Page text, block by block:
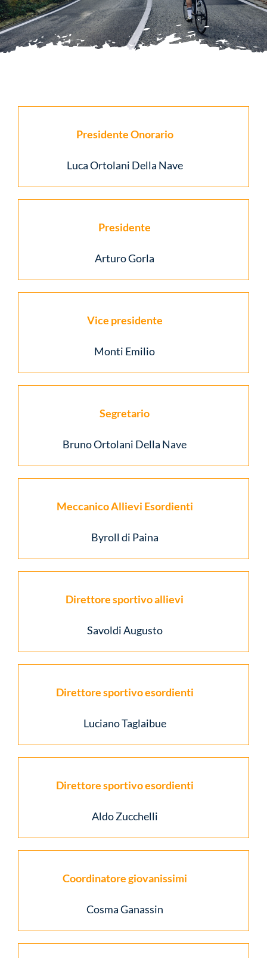
Multimedia
Presidente Onorario
Luca Ortolani Della Nave
Presidente
Arturo Gorla
Vice presidente
Monti Emilio
Segretario
Bruno Ortolani Della Nave
Meccanico Allievi Esordienti
Byroll di Paina
Direttore sportivo allievi
Savoldi Augusto
Direttore sportivo esordienti
Luciano Taglaibue
Direttore sportivo esordienti
Aldo Zucchelli
Coordinatore giovanissimi
Cosma Ganassin